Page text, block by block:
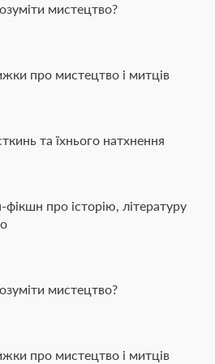
мистецтво?
про мистецтво і митців
та їхнього натхнення
про історію, літературу
мистецтво?
про мистецтво і митців